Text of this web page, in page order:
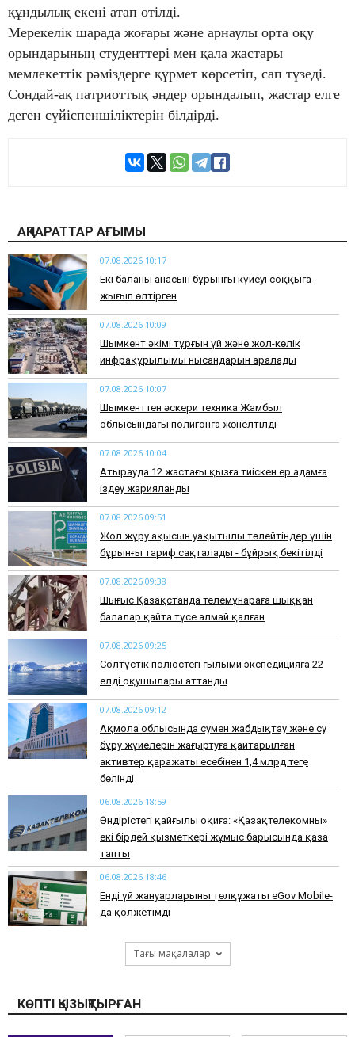
құндылық екені атап өтілді.
Мерекелік шарада жоғары және арнаулы орта оқу
орындарының студенттері мен қала жастары
мемлекеттік рәміздерге құрмет көрсетіп, сап түзеді.
Сондай-ақ патриоттық әндер орындалып, жастар елге
деген сүйіспеншіліктерін білдірді.
АҚПАРАТТАР АҒЫМЫ
07.08.2026 10:17
Екі баланың анасын бұрынғы күйеуі соққыға
жығып өлтірген
07.08.2026 10:09
Шымкент әкімі тұрғын үй және жол-көлік
инфрақұрылымы нысандарын аралады
07.08.2026 10:07
​Шымкенттен әскери техника Жамбыл
облысындағы полигонға жөнелтілді
07.08.2026 10:04
Атырауда 12 жастағы қызға тиіскен ер адамға
іздеу жарияланды
07.08.2026 09:51
Жол жүру ақысын уақытылы төлейтіндер үшін
бұрынғы тариф сақталады - бұйрық бекітілді
07.08.2026 09:38
Шығыс Қазақстанда телемұнараға шыққан
балалар қайта түсе алмай қалған
07.08.2026 09:25
Солтүстік полюстегі ғылыми экспедицияға 22
елдің оқушылары аттанды
07.08.2026 09:12
Ақмола облысында сумен жабдықтау және су
бұру жүйелерін жаңғыртуға қайтарылған
активтер қаражаты есебінен 1,4 млрд теңге
бөлінді
06.08.2026 18:59
Өндірістегі қайғылы оқиға: «Қазақтелекомның»
екі бірдей қызметкері жұмыс барысында қаза
тапты
06.08.2026 18:46
Енді үй жануарларының төлқұжаты eGov Mobile-
да қолжетімді
Тағы мақалалар
КӨПТІ ҚЫЗЫҚТЫРҒАН